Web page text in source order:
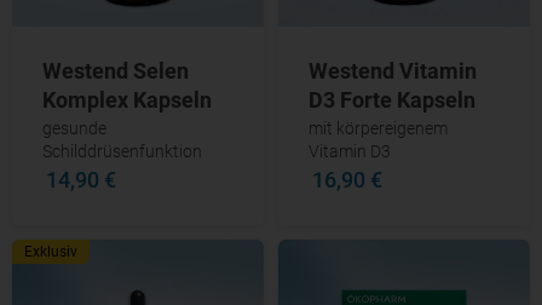
Westend Selen
Komplex Kapseln
gesunde
Schilddrüsenfunktion
14,90 €
Westend Vitamin
D3 Forte Kapseln
mit körpereigenem
Vitamin D3
16,90 €
Exklusiv